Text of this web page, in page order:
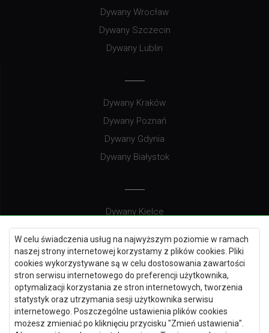
W celu świadczenia usług na najwyższym poziomie w ramach
naszej strony internetowej korzystamy z plików cookies. Pliki
cookies wykorzystywane są w celu dostosowania zawartości
stron serwisu internetowego do preferencji użytkownika,
optymalizacji korzystania ze stron internetowych, tworzenia
statystyk oraz utrzymania sesji użytkownika serwisu
internetowego. Poszczególne ustawienia plików cookies
możesz zmieniać po kliknięciu przycisku "Zmień ustawienia".
Dywany Wrocław
Dywany Szczecin
Dywany Lublin
Dywany Kraków
Dywany Poznań
Dywany Gdynia
Dywany Białystok
Dywany Kielce
Dywany Gdańsk
Dywany Toruń
Dywany Bydgoszcz
Dywany Łódź